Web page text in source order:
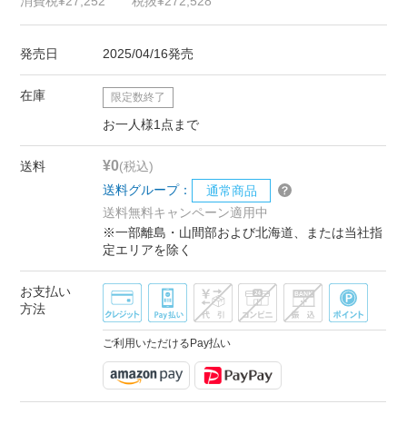
発売日 2025/04/16発売
在庫 限定数終了
お一人様1点まで
送料 ¥0(税込)
送料グループ：
通常商品
送料無料キャンペーン適用中
※一部離島・山間部および北海道、または当社指
定エリアを除く
お支払い
方法
ご利用いただけるPay払い